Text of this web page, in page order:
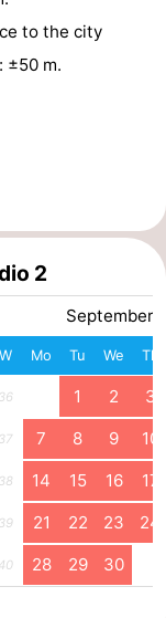
to the city
±50 m.
2
September
W Mo Tu We Th
36 1 2 3
37 7 8 9 10
38 14 15 16 17
39 21 22 23 24
40 28 29 30